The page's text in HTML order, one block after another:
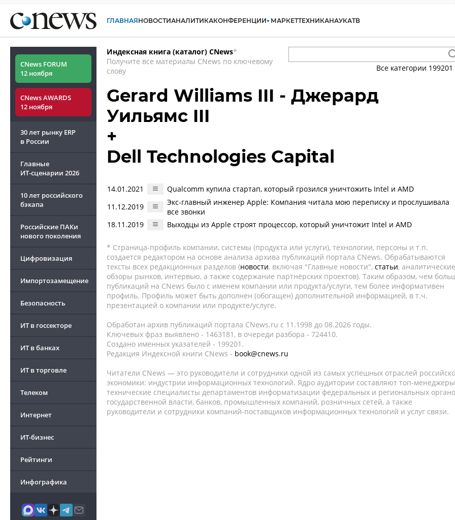
ГЛАВНАЯНОВОСТИАНАЛИТИКАКОНФЕРЕНЦИИ МАРКЕТТЕХНИКАНАУКАТВ
CNews FORUM
12 ноября
CNews AWARDS
12 ноября
30 лет рынку ERP
в России
Главные
ИТ-сценарии 2026
10 лет российского
бэкапа
Российские ПАКи
нового поколения
Цифровизация
Импортозамещение
Безопасность
ИТ в госсекторе
ИТ в банках
ИТ в торговле
Телеком
Интернет
ИТ-бизнес
Рейтинги
Инфографика
Индексная книга (каталог) CNews*
Получите все материалы CNews по ключевому
слову
Все категории 199201
Gerard Williams III - Джерард
Уильямс III
+
Dell Technologies Capital
14.01.2021
Qualcomm купила стартап, который грозился уничтожить Intel и AMD
11.12.2019
Экс-главный инженер Apple: Компания читала мою переписку и прослушивала
все звонки
18.11.2019
Выходцы из Apple строят процессор, который уничтожит Intel и AMD
* Страница-профиль компании, системы (продукта или услуги), технологии, персоны и т.п.
создается редактором на основе анализа архива публикаций портала CNews. Обрабатываются
тексты всех редакционных разделов (новости, включая "Главные новости", статьи, аналитические
обзоры рынков, интервью, а также содержание партнёрских проектов). Таким образом, чем
публикаций на CNews было с именем компании или продукта/услуги, тем более информативен
профиль. Профиль может быть дополнен (обогащен) дополнительной информацией, в т.ч.
презентацией о компании или продукте/услуге.
Обработан архив публикаций портала CNews.ru c 11.1998 до 08.2026 годы.
Ключевых фраз выявлено - 1463181, в очереди разбора - 724410.
Создано именных указателей - 199201.
Редакция Индексной книги CNews - book@cnews.ru
Читатели CNews — это руководители и сотрудники одной из самых успешных отраслей
экономики: индустрии информационных технологий. Ядро аудитории составляют топ-
технические специалисты департаментов информатизации федеральных и региональных
государственной власти, банков, промышленных компаний, розничных сетей, а также
руководители и сотрудники компаний-поставщиков информационных технологий и услуг связи.